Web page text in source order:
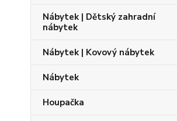
Nábytek | Dětský zahradní
nábytek
Nábytek | Kovový nábytek
Nábytek
Houpačka